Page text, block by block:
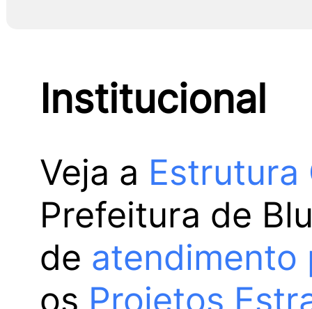
Institucional
Veja a Estrutura
Prefeitura de
de atendimento
os Projetos